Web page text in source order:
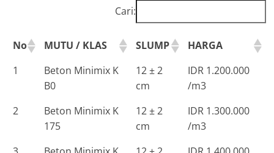
Cari:
No MUTU / KLAS SLUMP
HARGA
1
Beton Minimix K
B0
12 ± 2
cm
IDR 1.200.000
/m3
2
Beton Minimix K
175
12 ± 2
cm
IDR 1.300.000
/m3